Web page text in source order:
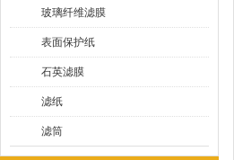
玻璃纤维滤膜
表面保护纸
石英滤膜
滤纸
滤筒